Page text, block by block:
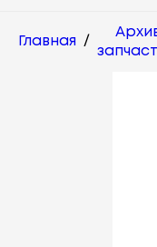
Главная /